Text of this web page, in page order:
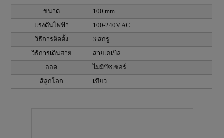
ขนาด
100 mm
แรงดันไฟฟ้า
100-240V AC
วิธีการติดตั้ง
3 สกรู
วิธีการเดินสาย
สายเคเบิล
ออด
ไม่มีบัซเซอร์
สีลูกโลก
เขียว